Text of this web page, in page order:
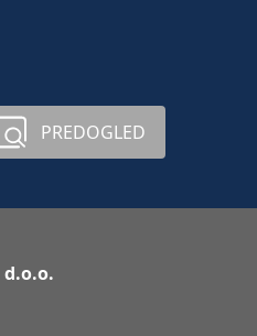
PREDOGLED
d.o.o.